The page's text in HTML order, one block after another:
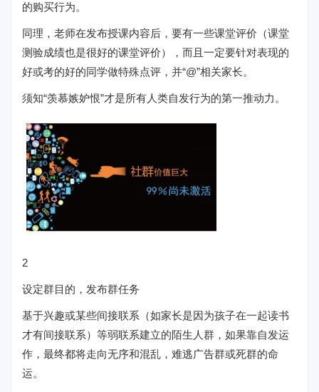
的购买行为。
同理，老师在发布授课内容后，要有一些课堂评价（课堂
测验成绩也是很好的课堂评价），而且一定要针对表现的
好或考的好的同学做特殊点评，并“@”相关家长。
须知“羡慕嫉妒恨”才是所有人类自发行为的第一推动力。
2
设定群目的，发布群任务
基于兴趣或某些间接联系（如家长是因为孩子在一起读书
才有间接联系）等弱联系建立的陌生人群，如果靠自发运
作，最终都将走向无序和混乱，难逃广告群或死群的命
运。